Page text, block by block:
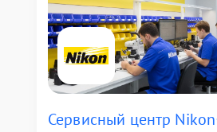
Сервисный центр Nikon